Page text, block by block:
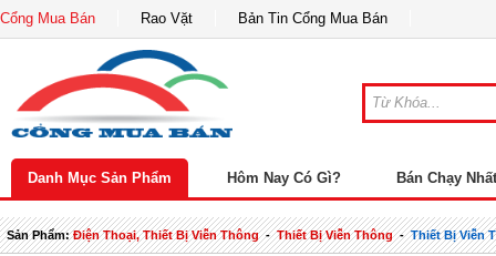
Cổng Mua Bán Rao Vặt Bản Tin Cổng Mua Bán
Danh Mục Sản Phẩm Hôm Nay Có Gì? Bán Chạy Nhất
Sản Phẩm:Điện Thoại, Thiết Bị Viễn Thông-Thiết Bị Viễn Thông-Thiết Bị Viễn